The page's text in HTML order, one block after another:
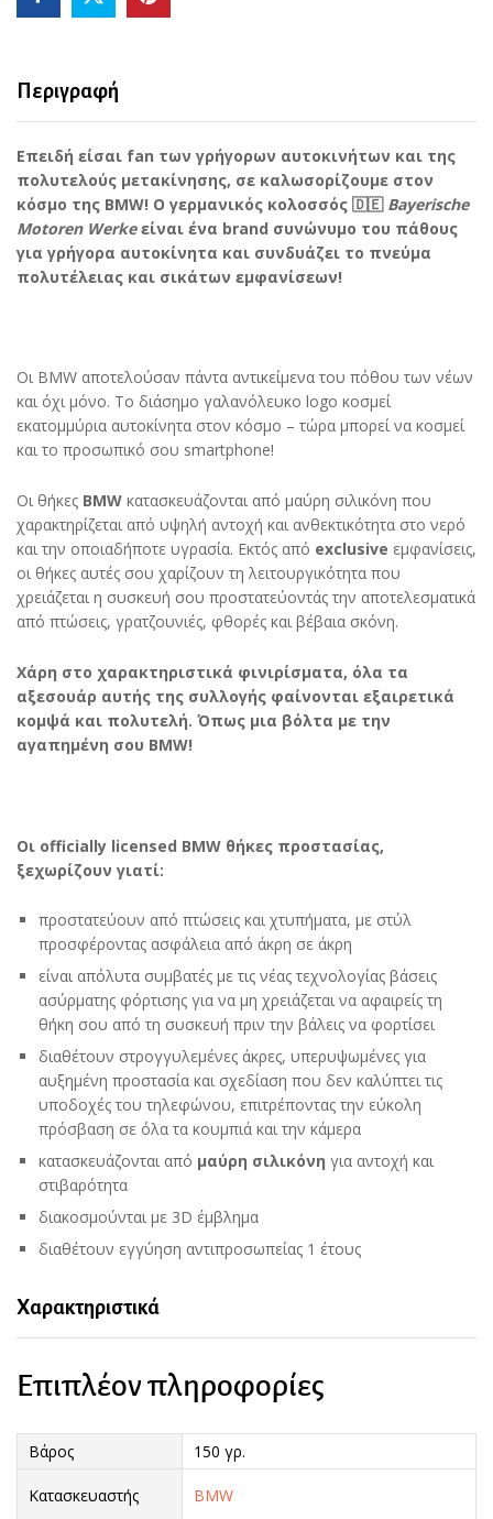
13
quantity
Περιγραφή
Επειδή είσαι fan των γρήγορων αυτοκινήτων και της
πολυτελούς μετακίνησης, σε καλωσορίζουμε στον
κόσμο της BMW! Ο γερμανικός κολοσσός 🇩🇪 Bayerische
Motoren Werkeείναι ένα brand συνώνυμο του πάθους
για γρήγορα αυτοκίνητα και συνδυάζει το πνεύμα
πολυτέλειας και σικάτων εμφανίσεων!
Οι BMW αποτελούσαν πάντα αντικείμενα του πόθου των νέων
και όχι μόνο. Το διάσημο γαλανόλευκο logo κοσμεί
εκατομμύρια αυτοκίνητα στον κόσμο – τώρα μπορεί να κοσμεί
και το προσωπικό σου smartphone!
Οι θήκες BMW κατασκευάζονται από μαύρη σιλικόνη που
χαρακτηρίζεται από υψηλή αντοχή και ανθεκτικότητα στο νερό
και την οποιαδήποτε υγρασία. Εκτός από exclusive εμφανίσεις,
οι θήκες αυτές σου χαρίζουν τη λειτουργικότητα που
χρειάζεται η συσκευή σου προστατεύοντάς την αποτελεσματικά
από πτώσεις, γρατζουνιές, φθορές και βέβαια σκόνη.
Χάρη στο χαρακτηριστικά φινιρίσματα, όλα τα
αξεσουάρ αυτής της συλλογής φαίνονται εξαιρετικά
κομψά και πολυτελή. Όπως μια βόλτα με την
αγαπημένη σου BMW!
Οι officially licensed BMW θήκες προστασίας,
ξεχωρίζουν γιατί:
προστατεύουν από πτώσεις και χτυπήματα, με στύλ
προσφέροντας ασφάλεια από άκρη σε άκρη
είναι απόλυτα συμβατές με τις νέας τεχνολογίας βάσεις
ασύρματης φόρτισης για να μη χρειάζεται να αφαιρείς τη
θήκη σου από τη συσκευή πριν την βάλεις να φορτίσει
διαθέτουν στρογγυλεμένες άκρες, υπερυψωμένες για
αυξημένη προστασία και σχεδίαση που δεν καλύπτει τις
υποδοχές του τηλεφώνου, επιτρέποντας την εύκολη
πρόσβαση σε όλα τα κουμπιά και την κάμερα
κατασκευάζονται από μαύρη σιλικόνη για αντοχή και
στιβαρότητα
διακοσμούνται με 3D έμβλημα
διαθέτουν εγγύηση αντιπροσωπείας 1 έτους
Χαρακτηριστικά
Επιπλέον πληροφορίες
Βάρος 150 γρ.
Κατασκευαστής BMW